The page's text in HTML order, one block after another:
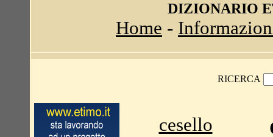
DIZIONARIO
Home -
RICERCA
cesello